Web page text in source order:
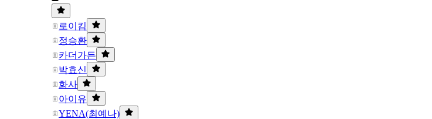
로이킴
정승환
카더가든
박효신
화사
아이유
YENA(최예나)